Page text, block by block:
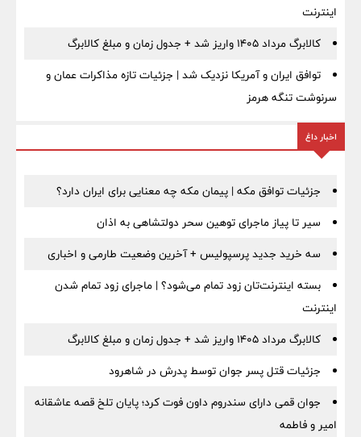
اینترنت
کالابرگ مرداد ۱۴۰۵ واریز شد + جدول زمان و مبلغ کالابرگ
توافق ایران و آمریکا نزدیک شد | جزئیات تازه مذاکرات عمان و
سرنوشت تنگه هرمز
اخبار داغ
جزئیات توافق مکه | پیمان مکه چه معنایی برای ایران دارد؟
سیر تا پیاز ماجرای توهین سحر دولتشاهی به اذان
سه خرید جدید پرسپولیس + آخرین وضعیت طارمی و اخباری
بسته اینترنت‌تان زود تمام می‌شود؟ | ماجرای زود تمام شدن
اینترنت
کالابرگ مرداد ۱۴۰۵ واریز شد + جدول زمان و مبلغ کالابرگ
جزئیات قتل پسر جوان توسط پدرش در شاهرود
جوان قمی دارای سندروم داون فوت کرد؛ پایان تلخ قصه عاشقانه
امیر و فاطمه